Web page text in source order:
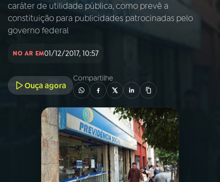
INÍCIO
02A RÁDIO
03PROGRAMAÇÃO
PROGRAMAS
PODCASTS
caráter de utilidade pública, como prevê a
constituição para publicidades patrocinadas pelo
governo federal
NO AR EM01/12/2017, 10:57
Ouça agora
Compartilhe